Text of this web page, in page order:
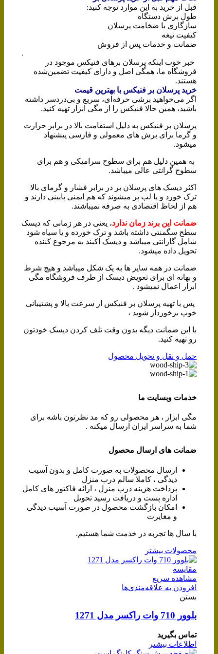
قبل از خرید به این موارد توجه کنید:
طول برش دستگاه
سازگاری با ضخامت پرسلان
کیفیت تیغه
ضمانت و خدمات پس از فروش
.
خبر خوب اینکه پرسلان برهای فنیکس موجود در
فروشگاه ما، همگی اصل و دارای کیفیت تضمین‌شده
هستند.
خرید پرسلان بر فنیکس با بهترین قیمت
اگر می‌خواهید برشی حرفه‌ای، سریع و بی‌دردسر داشته
باشید، همین حالا فنیکس را از مگی ابزار تهیه کنید.
پرسلان بر فنیکس به دلیل استقامت بالا در برابر حرارت
و گرما برای برش های معمولی و فارسی پیشنهاد
میشود.
به همین دلیل هم برای سطوح سرامیکی و هم برای
سطوح گرانتی عالی میباشد.
اکثر دیسک های پرسلان بر در برابر فشار و گرمای بالا
ترک خورد و یا لب پر میشوند که هم ایمنی پایینی دارند و
هم از لحاظ اقتصادی به صرفه نمیباشند.
ضمانت این برند زمان ندارد، یعنی در هر زمانی که دیسک
سطح سگمنتی داشته باشد و ترک خورده و یا سیاه شود
شامل گارانتی میباشد و دیسک اکبند به مرجوع کننده
تحویل داده میشود.
ضمانت در همه سایز ها به یک شکل میباشد و هیچ شرط
و بهانه ای برای تعویض دیسک از طرف فروشگاه مگی
ابزار اعمال نمیشود .
پس با تهیه پرسلان بر فنیکس از سرعت بالا و پشتیبانی
خوب برخوردار شوید ،
با این ضمانت دیگه بدون وقت تلف کردن دیسک خودتون
رو تهیه کنید.
حمل و نقل و تحویل محصول
خدمات وبسایت ما
مگی ابزار ، هر محصولی رو که مد نظرتون باشه برای
شما به سراسر ایران ارسال میکنه .
ضمانت های ارسال محصول
ارسال محصولات به صورت کامل و بدون آسیب
دیدگی ، کاملا سالم درب منزل
پرداخت هزینه درب منزل ، ارائه فاکتور های کامل
اداره پست و دریافت رسید تحویل
امکان بازگشت محصول در صورت آسیب دیدگی
و مغایرت
با سال ها تجربه در خدمت شما هستیم.
محصولات بیشتر
مقایسه
مشاهده سریع
افزودن به علاقه‌مندی‌ها
بستن
بلوور 710 وات راکسر مدل 1271
تماس بگیرید
اطلاعات بیشتر